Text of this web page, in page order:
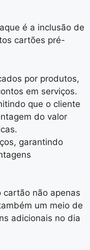
é a inclusão de
cartões pré-
por produtos,
em serviços.
que o cliente
do valor
garantindo
cartão não apenas
um meio de
adicionais no dia